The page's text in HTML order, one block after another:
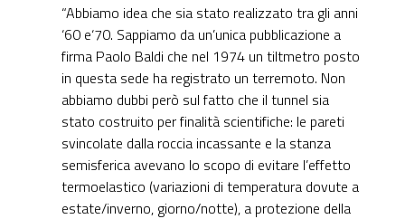
“Abbiamo idea che sia stato realizzato tra gli anni
‘60 e‘70. Sappiamo da un’unica pubblicazione a
firma Paolo Baldi che nel 1974 un tiltmetro posto
in questa sede ha registrato un terremoto. Non
abbiamo dubbi però sul fatto che il tunnel sia
stato costruito per finalità scientifiche: le pareti
svincolate dalla roccia incassante e la stanza
semisferica avevano lo scopo di evitare l’effetto
termoelastico (variazioni di temperatura dovute a
estate/inverno, giorno/notte), a protezione della